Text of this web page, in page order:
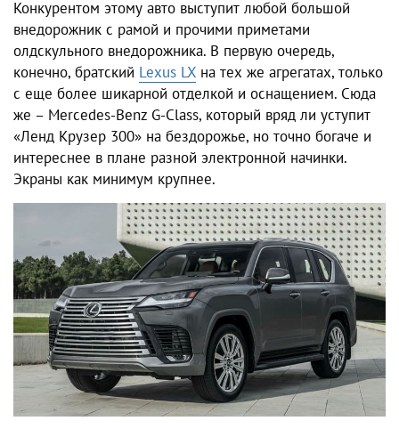
Конкурентом этому авто выступит любой большой
внедорожник с рамой и прочими приметами
олдскульного внедорожника. В первую очередь,
конечно, братский Lexus LX на тех же агрегатах, только
с еще более шикарной отделкой и оснащением. Сюда
же – Mercedes-Benz G-Class, который вряд ли уступит
«Ленд Крузер 300» на бездорожье, но точно богаче и
интереснее в плане разной электронной начинки.
Экраны как минимум крупнее.